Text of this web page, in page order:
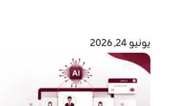
يونيو 24, 2026